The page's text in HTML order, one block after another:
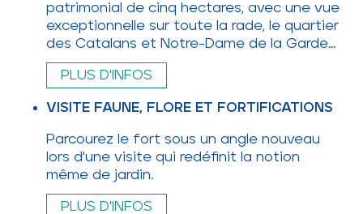
patrimonial de cinq hectares, avec une vue
exceptionnelle sur toute la rade, le quartier
des Catalans et Notre-Dame de la Garde…
PLUS D'INFOS
VISITE FAUNE, FLORE ET FORTIFICATIONS
Parcourez le fort sous un angle nouveau
lors d'une visite qui redéfinit la notion
même de jardin.
PLUS D'INFOS